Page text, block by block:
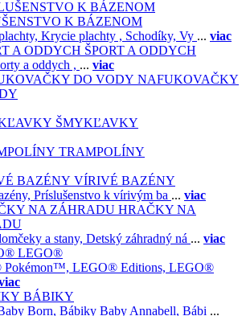
K BÁZENOM
Krycie plachty , Schodíky, Vy ... viac
ŠPORT A ODDYCH
a oddych , ... viac
NAFUKOVAČKY
ŠMYKĽAVKY
TRAMPOLÍNY
VÍRIVÉ BAZÉNY
Príslušenstvo k vírivým ba ... viac
HRAČKY NA
a stany, Detský záhradný ná ... viac
LEGO®
Pokémon™, LEGO® Editions, LEGO®
BÁBIKY
Born, Bábiky Baby Annabell, Bábi ...